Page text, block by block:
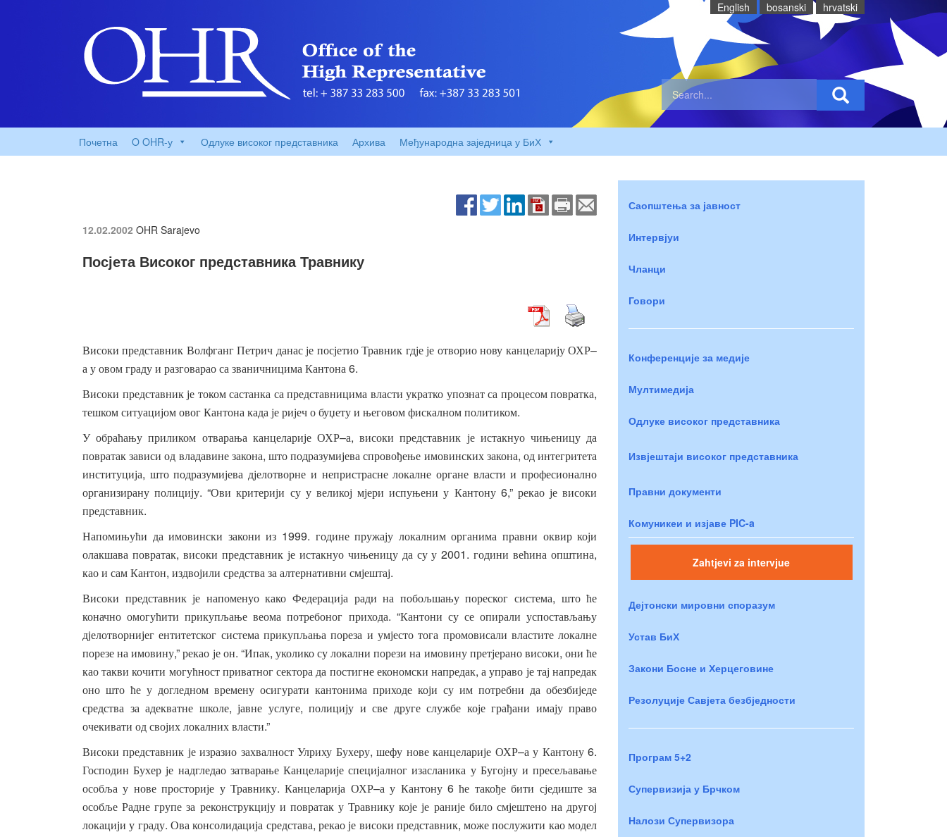
English bosanski hrvatski
Почетна O OHR-у Одлуке високог представника Архива Међународна заједница у БиХ
12.02.2002 OHR Sarajevo
Посјета Високог представника Травнику
Високи представник Волфганг Петрич данас је посјетио Травник гдје је отворио нову канцеларију ОХР–
а у овом граду и разговарао са званичницима Кантона 6.
Високи представник је током састанка са представницима власти укратко упознат са процесом повратка,
тешком ситуацијом овог Кантона када је ријеч о буџету и његовом фискалном политиком.
У обраћању приликом отварања канцеларије ОХР–а,високи представник је истакнуо чињеницу да
повратак зависи од владавине закона, што подразумијева спровођење имовинских закона, од интегритета
институција, што подразумијева дјелотворне и непристрасне локалне органе власти и професионално
организирану полицију. “Ови критерији су у великој мјери испуњени у Кантону6,” рекао је високи
представник.
Напомињући да имовински закони из 1999. године пружају локалним органима правни оквир који
олакшава повратак, високи представник је истакнуо чињеницу да су у 2001.години већина општина,
као и сам Кантон, издвојили средства за алтернативни смјештај.
Високи представник је напоменуо како Федерација ради на побољшању пореског система, што ће
коначно омогућити прикупљање веома потребоног прихода. “Кантони су се опирали успостављању
дјелотворнијег ентитетског система прикупљања пореза и умјесто тога промовисали властите локалне
порезе на имовину,”рекао је он. “Ипак, уколико су локални порези на имовину претјерано високи, они ће
као такви кочити могућност приватног сектора да постигне економски напредак,а управо је тај напредак
оно што ће у догледном времену осигурати кантонима приходе који су им потребни да обезбиједе
средства за адекватне школе, јавне услуге, полицију и све друге службе које грађани имају право
очекивати од својих локалних власти.”
Високи представник је изразио захвалност Улриху Бухеру,шефу нове канцеларије ОХР–а у Кантону6.
Господин Бухер је надгледао затварање Канцеларије специјалног изасланика у Бугојну и пресељавање
особља у нове просторије у Травнику.Канцеларија ОХР–а у Кантону6ће такође бити сједиште за
особље Радне групе за реконструкцију и повратак у Травнику које је раније било смјештено на другој
локацији у граду. Ова консолидација средстава, рекао је високи представник,може послужити као модел
Саопштења за јавност
Интервјуи
Чланци
Говори
Конференције за медије
Мултимедија
Одлуке високог представника
Извјештаји високог представника
Правни документи
Комуникеи и изјаве PIC-a
Zahtjevi za intervjue
Дејтонски мировни споразум
Устав БиХ
Закони Босне и Херцеговине
Резолуције Савјета безбједности
Програм 5+2
Супервизија у Брчком
Налози Супервизора